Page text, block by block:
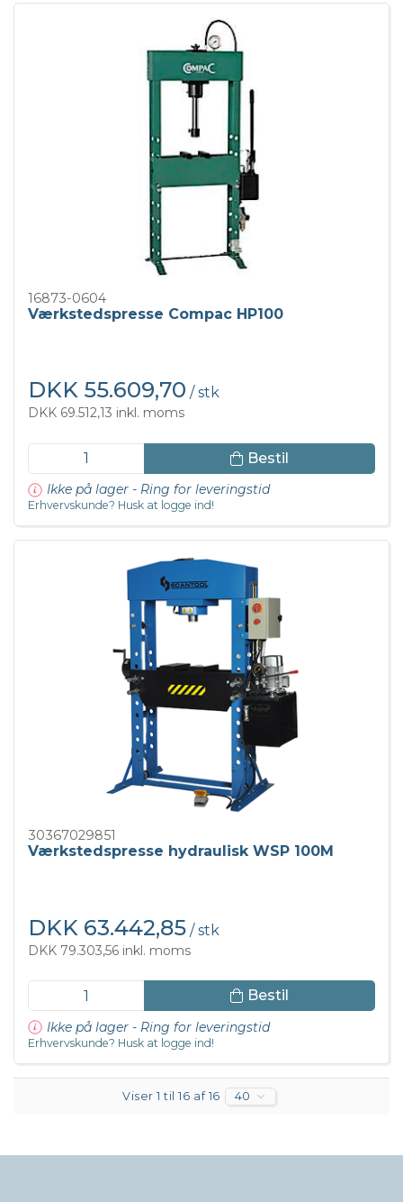
16873-0604
Værkstedspresse Compac HP100
DKK 55.609,70 / stk
DKK 69.512,13 inkl. moms
Bestil
Ikke på lager - Ring for leveringstid
Erhvervskunde? Husk at logge ind!
30367029851
Værkstedspresse hydraulisk WSP 100M
DKK 63.442,85 / stk
DKK 79.303,56 inkl. moms
Bestil
Ikke på lager - Ring for leveringstid
Erhvervskunde? Husk at logge ind!
Viser 1 til 16 af 16 40